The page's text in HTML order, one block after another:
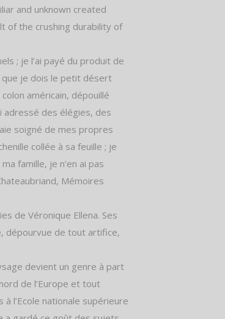
and unknown created
of the crushing durability of
; je l’ai payé du produit de
que je dois le petit désert
américain, dépouillé
adressé des élégies, des
soigné de mes propres
collée à sa feuille ; je
famille, je n’en ai pas
Mémoires
de Véronique Ellena. Ses
dépourvue de tout artifice,
devient un genre à part
de l’Europe et tout
l’Ecole nationale supérieure